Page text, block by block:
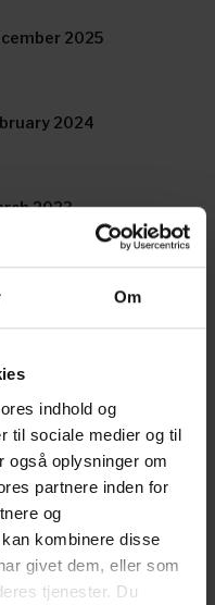
Om
indhold og
til sociale medier og til
også oplysninger om
partnere inden for
og
kombinere disse
givet dem, eller som
tjenester. Du
2025
2024
2023